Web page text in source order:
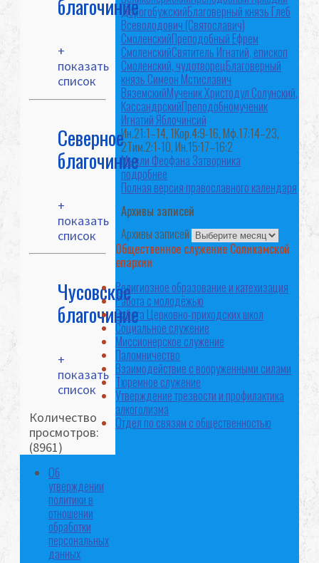
благочиние
+
показать
список
Северное
благочиние
+
показать
список
Чусовское
благочиние
+
показать
список
Количество
просмотров:
(8961)
Об
утверждении
политики в
отношении
обработки
персональных
данных
ДорогобужскийБлаговерный князь Глеб
Всеволодович (Святославич)
СмоленскийПреподобный Ефрем
СмоленскийСвятитель Игнатий, епископ
Смоленский, чудотворецБлаговерный
князь Симеон Мстиславич
ВяземскийМученик Христодул Солунский,
КассандрскийПреподобномученик
Игнатий Яблочинсий
Ин.21:1–14, 1Кор.4:9-16, Мф.17:14–23,
2Тим.2:1-10, Ин.15:17–16:2
Мысли Феофана Затворника
подробнее
Полная версия православного календаря
Архивы записей
Архивы записей
Общественное служение Соликамской
епархии
Религиозное образование и катехизация
Работа с молодёжью
Работа Церковно-приходских школ
Социальное служение
Миссионерское служение
Паломничество
Взаимодействие с вооруженными силами
Тюремное служение
Утверждение трезвости и профилактика
алкоголизма
Отдел по связям с общественностью